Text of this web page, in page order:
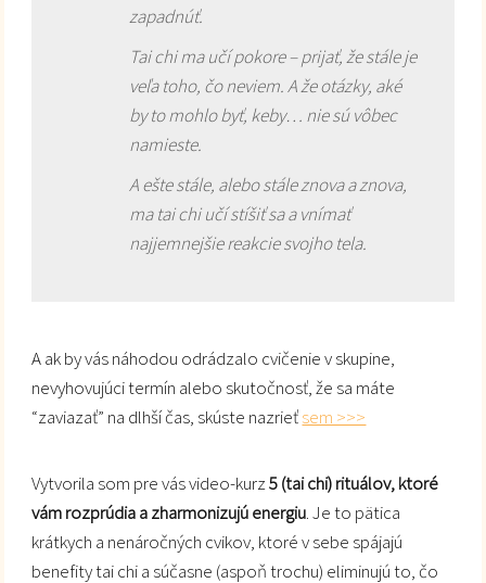
zapadnúť.
Tai chi ma učí pokore – prijať, že stále je
veľa toho, čo neviem. A že otázky, aké
by to mohlo byť, keby… nie sú vôbec
namieste.
A ešte stále, alebo stále znova a znova,
ma tai chi učí stíšiť sa a vnímať
najjemnejšie reakcie svojho tela.
A ak by vás náhodou odrádzalo cvičenie v skupine,
nevyhovujúci termín alebo skutočnosť, že sa máte
“zaviazať” na dlhší čas, skúste nazrieťsem >>>
Vytvorila som pre vás video-kurz5 (tai chi) rituálov, ktoré
vám rozprúdia a zharmonizujú energiu. Je to pätica
krátkych a nenáročných cvikov, ktoré v sebe spájajú
benefity tai chi a súčasne (aspoň trochu) eliminujú to, čo